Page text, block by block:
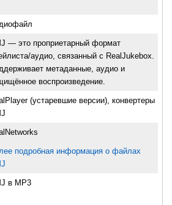
— это проприетарный формат
аудио, связанный с RealJukebox.
метаданные, аудио и
воспроизведение.
(устаревшие версии), конвертеры
подробная информация о файлах
в MP3